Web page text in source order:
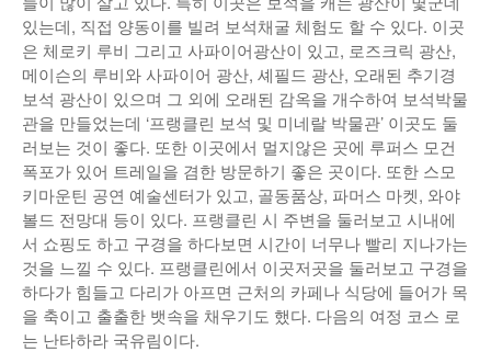
있는데, 직접 양동이를 빌려 보석채굴 체험도 할 수 있다. 이곳
은 체로키 루비 그리고 사파이어광산이 있고, 로즈크릭 광산,
메이슨의 루비와 사파이어 광산, 셰필드 광산, 오래된 추기경
보석 광산이 있으며 그 외에 오래된 감옥을 개수하여 보석박물
관을 만들었는데 ‘프랭클린 보석 및 미네랄 박물관’ 이곳도 둘
러보는 것이 좋다. 또한 이곳에서 멀지않은 곳에 루퍼스 모건
폭포가 있어 트레일을 겸한 방문하기 좋은 곳이다. 또한 스모
키마운틴 공연 예술센터가 있고, 골동품상, 파머스 마켓, 와야
볼드 전망대 등이 있다. 프랭클린 시 주변을 둘러보고 시내에
서 쇼핑도 하고 구경을 하다보면 시간이 너무나 빨리 지나가는
것을 느낄 수 있다. 프랭클린에서 이곳저곳을 둘러보고 구경을
하다가 힘들고 다리가 아프면 근처의 카페나 식당에 들어가 목
을 축이고 출출한 뱃속을 채우기도 했다. 다음의 여정 코스 로
는 난타하라 국유림이다.